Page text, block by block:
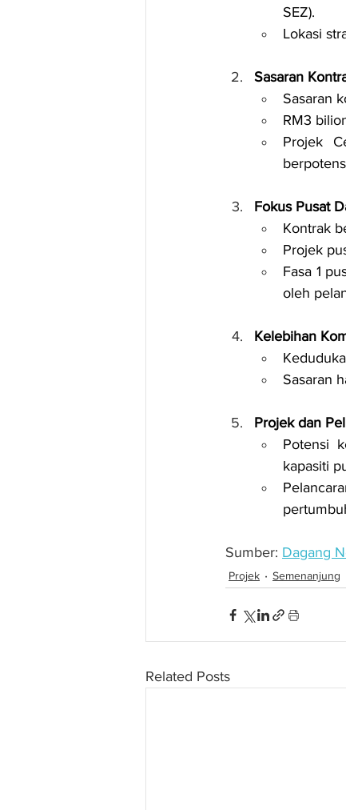
SEZ).
Lokasi
Sasaran
Sasaran
RM3
Projek
Fokus Pusat
Kontrak
Projek
Fasa 1
oleh
Kelebihan
Sasaran
Projek dan
Potensi
kapasiti
Sumber: Dagang
Projek Semenanjung
Related Posts